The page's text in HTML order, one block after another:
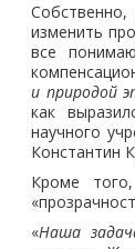
изменить
все
и природой
как
научного
Константин
Кроме
«Наша